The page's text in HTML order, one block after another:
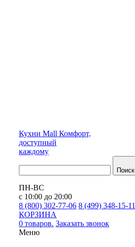
Кухни Mall Комфорт,
доступный
каждому
Поиск
ПН-ВС
с 10:00 до 20:00
8 (800) 302-77-06 8 (499) 348-15-11
КОРЗИНА
0 товаров. Заказать звонок
Меню